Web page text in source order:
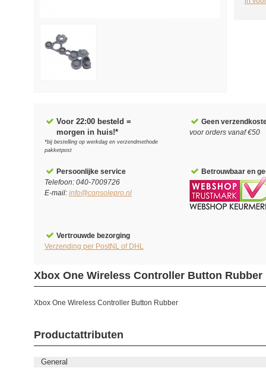
Voor 22:00 besteld =
morgen in huis!*
*bij bestelling op werkdag en verzendmethode
pakketpost
Geen
voor orders vanaf €50
Persoonlijke service
Telefoon: 040-7009726
E-mail: info@consolepro.nl
Betrouwbaar en
Vertrouwde bezorging
Verzending per PostNL of DHL
Xbox One Wireless Controller Button Rubber
Xbox One Wireless Controller Button Rubber
Productattributen
General